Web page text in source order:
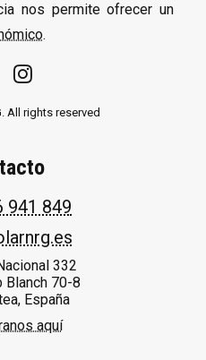
nos permite ofrecer un
.
All rights reserved
941 849
332
Blanch 70-8
España
aquí